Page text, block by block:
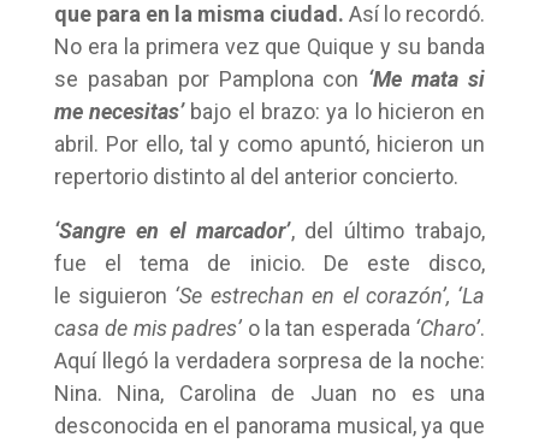
que para en la misma ciudad. Así lo recordó.
No era la primera vez que Quique y su banda
se pasaban por Pamplona con ‘Me mata si
me necesitas’bajo el brazo: ya lo hicieron en
abril. Por ello, tal y como apuntó, hicieron un
repertorio distinto al del anterior concierto.
‘Sangre en el marcador’, del último trabajo,
fue el tema de inicio. De este disco,
le siguieron ‘Se estrechan en el corazón’, ‘La
casa de mis padres’ o la tan esperada ‘Charo’.
Aquí llegó la verdadera sorpresa de la noche:
Nina. Nina, Carolina de Juan no es una
desconocida en el panorama musical, ya que